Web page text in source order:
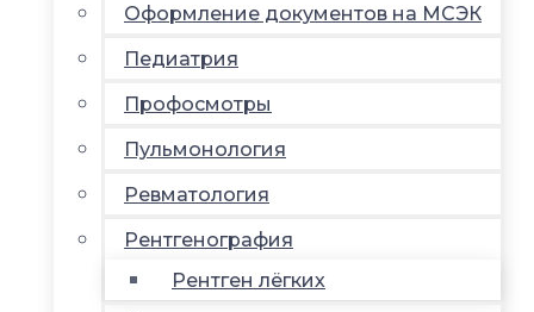
Оформление документов на МСЭК
Педиатрия
Профосмотры
Пульмонология
Ревматология
Рентгенография
Рентген лёгких